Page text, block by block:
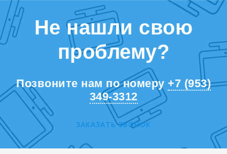
Не нашли свою
проблему?
Позвоните нам по номеру +7 (953)
349-3312
ЗАКАЗАТЬ ЗВОНОК